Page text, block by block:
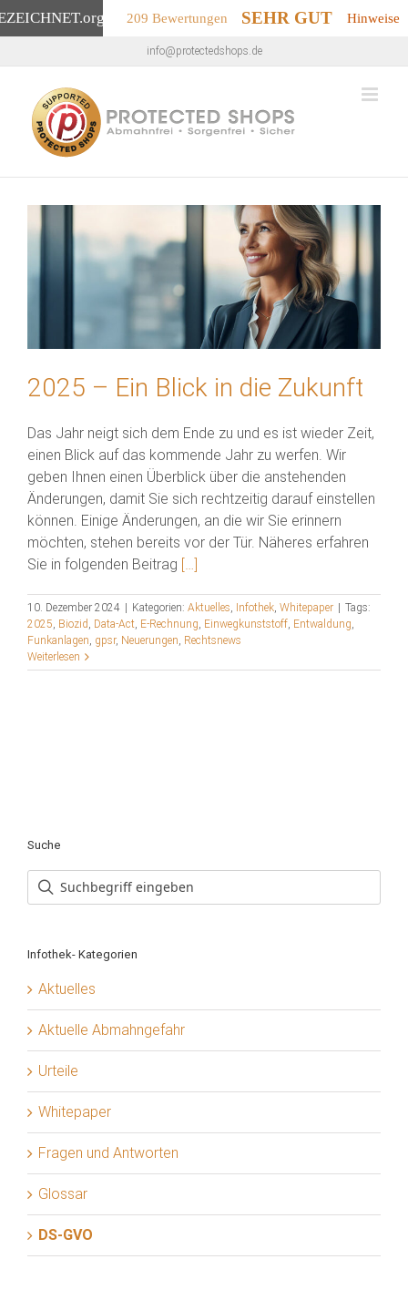
.org 209 Bewertungen SEHR GUT Hinweise
Inhalt
springen
info@protectedshops.de
2025 – Ein Blick in die Zukunft
Das Jahr neigt sich dem Ende zu und es ist wieder Zeit,
einen Blick auf das kommende Jahr zu werfen. Wir
geben Ihnen einen Überblick über die anstehenden
Änderungen, damit Sie sich rechtzeitig darauf einstellen
können. Einige Änderungen, an die wir Sie erinnern
möchten, stehen bereits vor der Tür. Näheres erfahren
Sie in folgenden Beitrag […]
10. Dezember 2024 Kategorien: Aktuelles, Infothek, Whitepaper
Tags:
2025, Biozid, Data-Act, E-Rechnung, Einwegkunststoff, Entwaldung,
Funkanlagen, gpsr, Neuerungen, Rechtsnews
Weiterlesen
Suche
Infothek- Kategorien
Aktuelles
Aktuelle Abmahngefahr
Urteile
Whitepaper
Fragen und Antworten
Glossar
DS-GVO